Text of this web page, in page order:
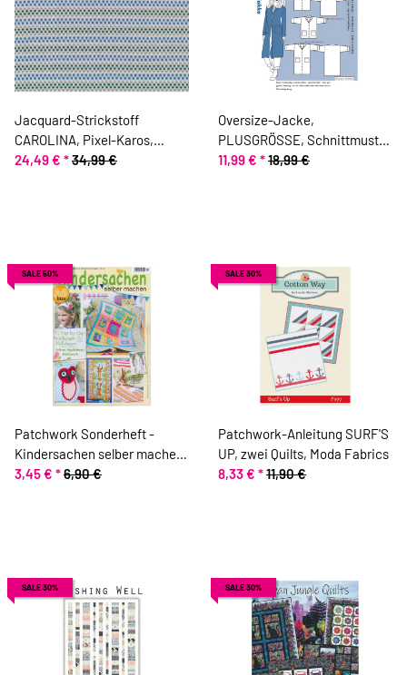
Jacquard-Strickstoff
CAROLINA, Pixel-Karos,
taubenblau, Toptex
24,49 € *34,99 €
Oversize-Jacke,
PLUSGRÖSSE, Schnittmuster
ONION 9009
11,99 € *18,99 €
SALE 50%
Patchwork Sonderheft -
Kindersachen selber machen,
Nr. 22
3,45 € *6,90 €
SALE 30%
Patchwork-Anleitung SURF'S
UP, zwei Quilts, Moda Fabrics
8,33 € *11,90 €
SALE 30% SALE 30%